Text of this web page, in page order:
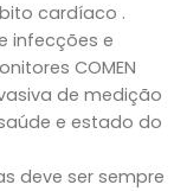
cardíaco .
infecções e
COMEN
de medição
e estado do
deve ser sempre